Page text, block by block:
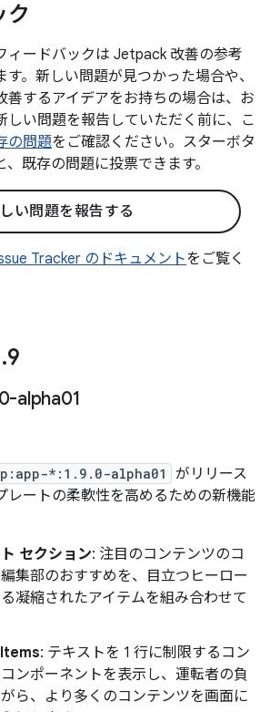
ク
ィードバックは Jetpack 改善の参考
。新しい問題が見つかった場合や、
善するアイデアをお持ちの場合は、お
しい問題を報告していただく前に、こ
の問題をご確認ください。スターボタ
既存の問題に投票できます。
い問題を報告する
Tracker のドキュメントをご覧く
.9
0-alpha01
*:1.9.0-alpha01
がリリース
レートの柔軟性を高めるための新機能
セクション: 注目のコンテンツのコ
集部のおすすめを、目立つヒーロー
凝縮されたアイテムを組み合わせて
: テキストを 1 行に制限するコン
ンポーネントを表示し、運転者の負
ら、より多くのコンテンツを画面に